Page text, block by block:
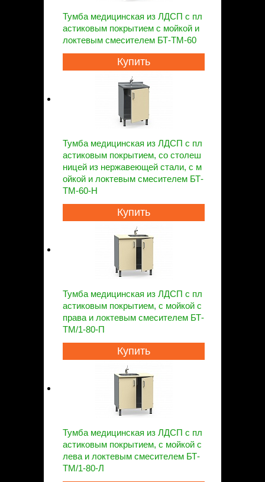
Тумба медицинская из ЛДСП с пл
астиковым покрытием с мойкой и
локтевым смесителем БТ-ТМ-60
Купить
Тумба медицинская из ЛДСП с пл
астиковым покрытием, со столеш
ницей из нержавеющей стали, с м
ойкой и локтевым смесителем БТ-
ТМ-60-Н
Купить
Тумба медицинская из ЛДСП с пл
астиковым покрытием, с мойкой с
права и локтевым смесителем БТ-
ТМ/1-80-П
Купить
Тумба медицинская из ЛДСП с пл
астиковым покрытием, с мойкой с
лева и локтевым смесителем БТ-
ТМ/1-80-Л